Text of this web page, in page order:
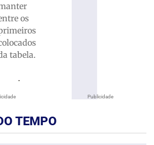
os
tabela.
Publicidade
TEMPO